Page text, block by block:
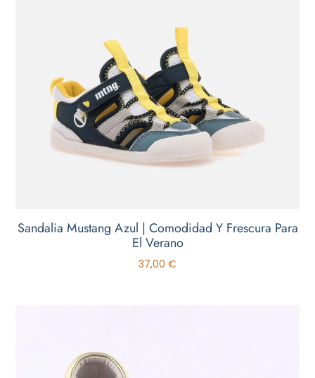
Sandalia Mustang Azul | Comodidad Y Frescura Para
El Verano
37,00 €